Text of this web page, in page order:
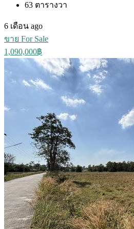
63 ตารางวา
6 เดือน ago
ขาย For Sale
1,090,000฿